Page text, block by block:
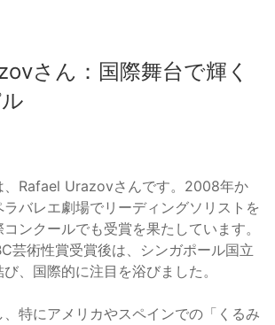
さん：国際舞台で輝く
、Rafael Urazovさんです。2008年か
バレエ劇場でリーディングソリストを
ンクールでも受賞を果たしています。
芸術性賞受賞後は、シンガポール国立
、国際的に注目を浴びました。
特にアメリカやスペインでの「くるみ